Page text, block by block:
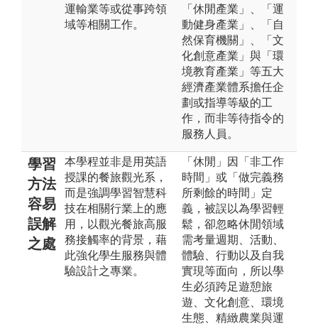
運輸業等或從事跨領
域等相關工作。
「休閒產業」、「運
動健身產業」、「自
然保育機關」、「文
化創意產業」與「環
境教育產業」等五大
經濟產業體系擔任企
劃或指導等級的工
作，而非等待指令的
服務人員。
學習
方法
容易
誤解
之處
本學程並非是用英語
授課的餐旅觀光系，
而是強調學習智慧科
技在相關行業上的應
用，以觀光餐旅高服
務接觸率的背景，藉
此強化學生服務與體
驗設計之專業。
「休閒」因「非工作
時間」或「做完義務
所剩餘的時間」定
義，被誤以為學習輕
鬆，卻忽略休閒領域
需考量週期、活動、
體驗、行動以及自我
實現等面向，所以學
生必須跨足遊憩旅
遊、文化創意、環境
生態、精緻農業與運